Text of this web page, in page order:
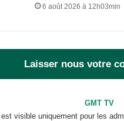
6 août 2026 à 12h03min
Laisser nous votre
GMT TV
est visible uniquement pour les